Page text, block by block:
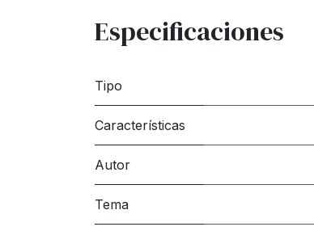
Especificaciones
Tipo
Características
Autor
Tema